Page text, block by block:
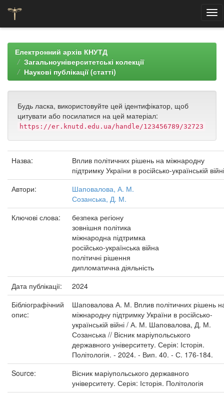
navigationЕлектронний архів КНУТД
Загальноуніверситетські колекції
Наукові публікації (статті)
Будь ласка, використовуйте цей ідентифікатор, щоб
цитувати або посилатися на цей матеріал:
https://er.knutd.edu.ua/handle/123456789/32723
Назва:
Вплив політичних рішень на міжнародну
підтримку України в російсько-українській війні
Автори:
Шаповалова, А. М.
Созанська, Д. М.
Ключові слова:
безпека регіону
зовнішня політика
міжнародна підтримка
російсько-українська війна
політичні рішення
дипломатична діяльність
Дата публікації:
2024
Бібліографічний
опис:
Шаповалова А. М. Вплив політичних рішень
міжнародну підтримку України в російсько-
українській війні / А. М. Шаповалова, Д. М.
Созанська // Вісник маріупольського
державного університету. Серія: Історія.
Політологія. - 2024. - Вип. 40. - С. 176-184.
Source:
Вісник маріупольського державного
університету. Серія: Історія. Політологія